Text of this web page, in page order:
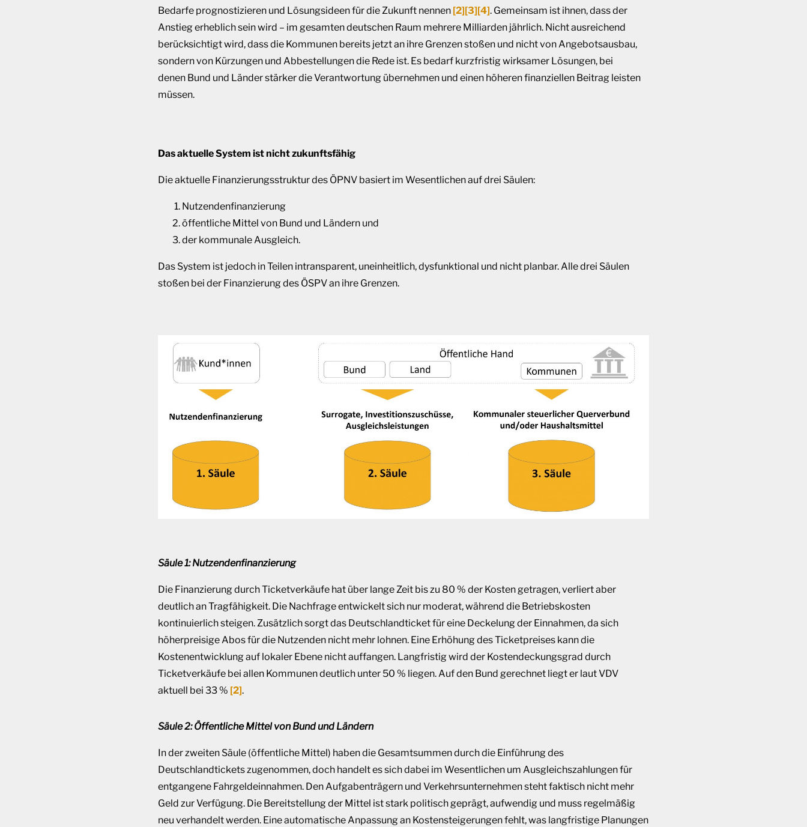
Bedarfe prognostizieren und Lösungsideen für die Zukunft nennen [2][3][4]. Gemeinsam ist ihnen, dass der
Anstieg erheblich sein wird – im gesamten deutschen Raum mehrere Milliarden jährlich. Nicht ausreichend
berücksichtigt wird, dass die Kommunen bereits jetzt an ihre Grenzen stoßen und nicht von Angebotsausbau,
sondern von Kürzungen und Abbestellungen die Rede ist. Es bedarf kurzfristig wirksamer Lösungen, bei
denen Bund und Länder stärker die Verantwortung übernehmen und einen höheren finanziellen Beitrag leisten
müssen.
Das aktuelle System ist nicht zukunftsfähig
Die aktuelle Finanzierungsstruktur des ÖPNV basiert im Wesentlichen auf drei Säulen:
Nutzendenfinanzierung
öffentliche Mittel von Bund und Ländern und
der kommunale Ausgleich.
Das System ist jedoch in Teilen intransparent, uneinheitlich, dysfunktional und nicht planbar. Alle drei Säulen
stoßen bei der Finanzierung des ÖSPV an ihre Grenzen.
Säule 1: Nutzendenfinanzierung
Die Finanzierung durch Ticketverkäufe hat über lange Zeit bis zu 80 % der Kosten getragen, verliert aber
deutlich an Tragfähigkeit. Die Nachfrage entwickelt sich nur moderat, während die Betriebskosten
kontinuierlich steigen. Zusätzlich sorgt das Deutschlandticket für eine Deckelung der Einnahmen, da sich
höherpreisige Abos für die Nutzenden nicht mehr lohnen. Eine Erhöhung des Ticketpreises kann die
Kostenentwicklung auf lokaler Ebene nicht auffangen. Langfristig wird der Kostendeckungsgrad durch
Ticketverkäufe bei allen Kommunen deutlich unter 50 % liegen. Auf den Bund gerechnet liegt er laut VDV
aktuell bei 33 % [2].
Säule 2: Öffentliche Mittel von Bund und Ländern
In der zweiten Säule (öffentliche Mittel) haben die Gesamtsummen durch die Einführung des
Deutschlandtickets zugenommen, doch handelt es sich dabei im Wesentlichen um Ausgleichszahlungen für
entgangene Fahrgeldeinnahmen. Den Aufgabenträgern und Verkehrsunternehmen steht faktisch nicht mehr
Geld zur Verfügung. Die Bereitstellung der Mittel ist stark politisch geprägt, aufwendig und muss regelmäßig
neu verhandelt werden. Eine automatische Anpassung an Kostensteigerungen fehlt, was langfristige Planungen